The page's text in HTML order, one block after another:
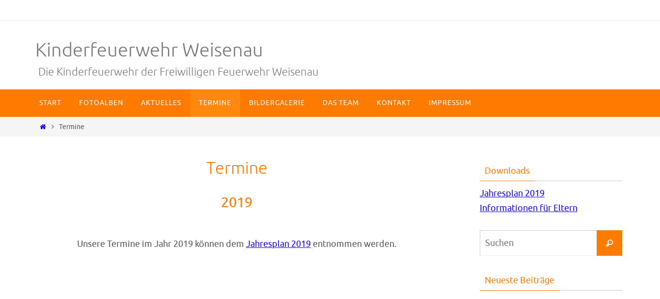
Kinderfeuerwehr Weisenau
Die Kinderfeuerwehr der Freiwilligen Feuerwehr Weisenau
springen
START FOTOALBEN AKTUELLES TERMINE BILDERGALERIE DAS TEAM KONTAKT IMPRESSUM
StartTermine
Termine
2019
Unsere Termine im Jahr 2019 können dem Jahresplan 2019 entnommen werden.
Downloads
Jahresplan 2019
Informationen für Eltern
Suchen
Neueste Beiträge